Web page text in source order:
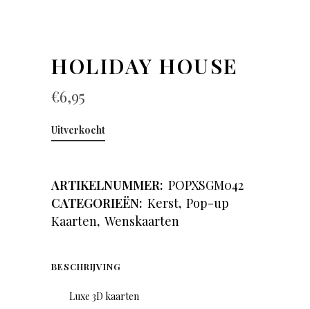
HOLIDAY HOUSE
€6,95
Uitverkocht
ARTIKELNUMMER: POPXSGM042
CATEGORIEËN: Kerst, Pop-up
Kaarten, Wenskaarten
BESCHRIJVING
Luxe 3D kaarten